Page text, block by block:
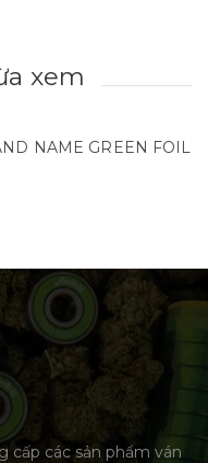
xem
NAME GREEN FOIL
cấp các sản phẩm ván